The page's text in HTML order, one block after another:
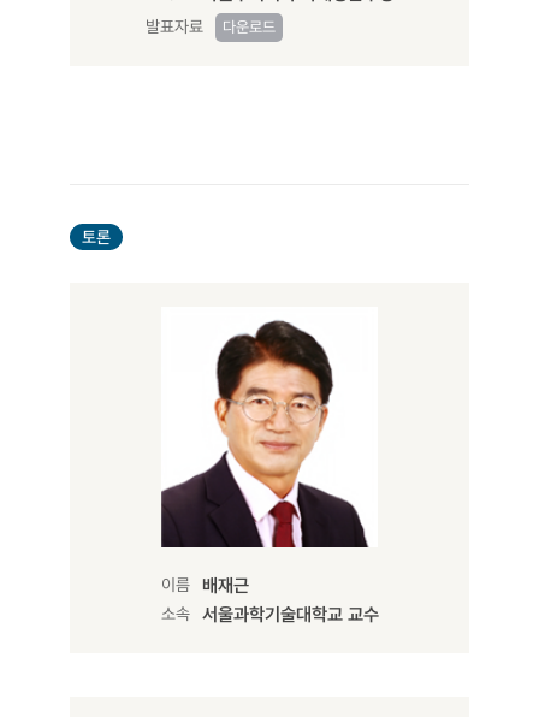
발표자료 다운로드
토론
이름 배재근
소속 서울과학기술대학교 교수